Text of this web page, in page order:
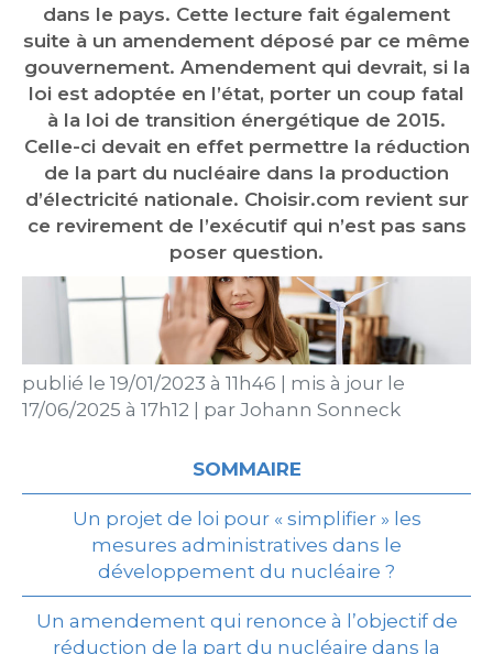
dans le pays. Cette lecture fait également
suite à un amendement déposé par ce même
gouvernement. Amendement qui devrait, si la
loi est adoptée en l’état, porter un coup fatal
à la loi de transition énergétique de 2015.
Celle-ci devait en effet permettre la réduction
de la part du nucléaire dans la production
d’électricité nationale. Choisir.com revient sur
ce revirement de l’exécutif qui n’est pas sans
poser question.
publié le 19/01/2023 à 11h46
mis à jour le
17/06/2025 à 17h12
par Johann Sonneck
SOMMAIRE
Un projet de loi pour « simplifier » les
mesures administratives dans le
développement du nucléaire ?
Un amendement qui renonce à l’objectif de
réduction de la part du nucléaire dans la